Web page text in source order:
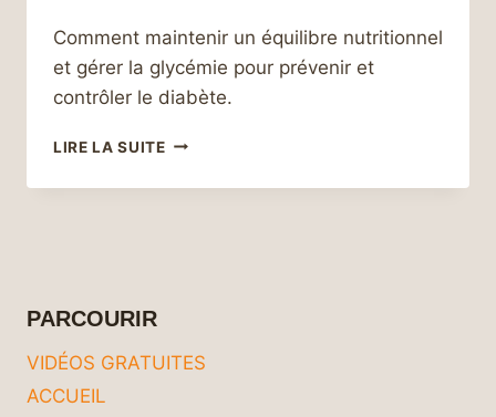
Comment maintenir un équilibre nutritionnel
et gérer la glycémie pour prévenir et
contrôler le diabète.
LIRE LA SUITELES
CLÉS
PARCOURIR
VIDÉOS GRATUITES
ACCUEIL